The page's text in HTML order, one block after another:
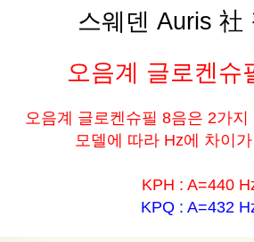
스웨덴 Auris 社
오음계 글로켄슈
오음계 글로켄슈필 8음은 2가
모델에 따라 Hz에 차이
KPH : A=440
KPQ : A=432